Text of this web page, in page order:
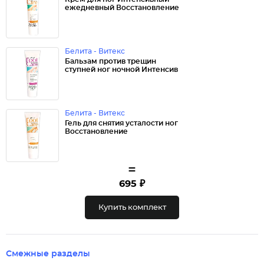
ежедневный Восстановление
Белита - Витекс
Бальзам против трещин
ступней ног ночной Интенсив
Белита - Витекс
Гель для снятия усталости ног
Восстановление
=
695 ₽
Купить комплект
Смежные разделы